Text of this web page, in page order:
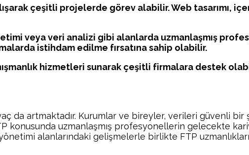
çeşitli projelerde görev alabilir. Web tasarımı,
veya veri analizi gibi alanlarda uzmanlaşmış
istihdam edilme fırsatına sahip olabilir.
hizmetleri sunarak çeşitli firmalara destek
da artmaktadır. Kurumlar ve bireyler, verileri güvenli
konusunda uzmanlaşmış profesyonellerin gelecekte
alanlarındaki gelişmelerle birlikte FTP